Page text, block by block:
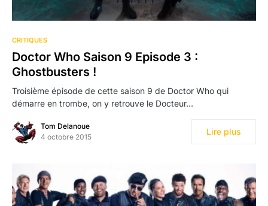
CRITIQUES
Doctor Who Saison 9 Episode 3 :
Ghostbusters !
Troisième épisode de cette saison 9 de Doctor Who qui
démarre en trombe, on y retrouve le Docteur…
Tom Delanoue
4 octobre 2015
Lire plus